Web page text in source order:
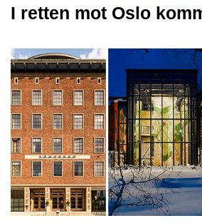
I retten mot Oslo